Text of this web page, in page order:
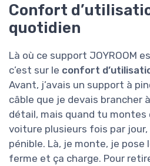
Confort
quotidien
Là où ce support JOYROOM
c’est sur le confort
Avant, j’avais un support à
câble que je devais brancher
détail, mais quand tu montes
voiture plusieurs fois par
pénible. Là, je monte, je pose
ferme et ça charge. Pour